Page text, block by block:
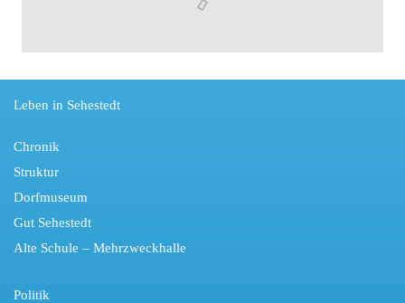
Leben in Sehestedt
Chronik
Struktur
Dorfmuseum
Gut Sehestedt
Alte Schule – Mehrzweckhalle
Politik